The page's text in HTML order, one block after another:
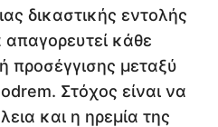
δικαστικής εντολής
κάθε
προσέγγισης μεταξύ
Στόχος είναι να
και η ηρεμία της